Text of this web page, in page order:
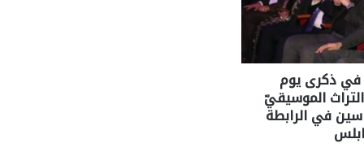
في ذكرى يوم
الموسيقيّ
في الرابطة